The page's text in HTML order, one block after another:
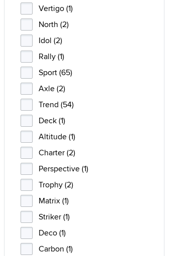
Vertigo (1)
North (2)
Idol (2)
Rally (1)
Sport (65)
Axle (2)
Trend (54)
Deck (1)
Altitude (1)
Charter (2)
Perspective (1)
Trophy (2)
Matrix (1)
Striker (1)
Deco (1)
Carbon (1)